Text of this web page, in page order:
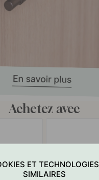
Achetez avec
ET TECHNOLOGIES
SIMILAIRES